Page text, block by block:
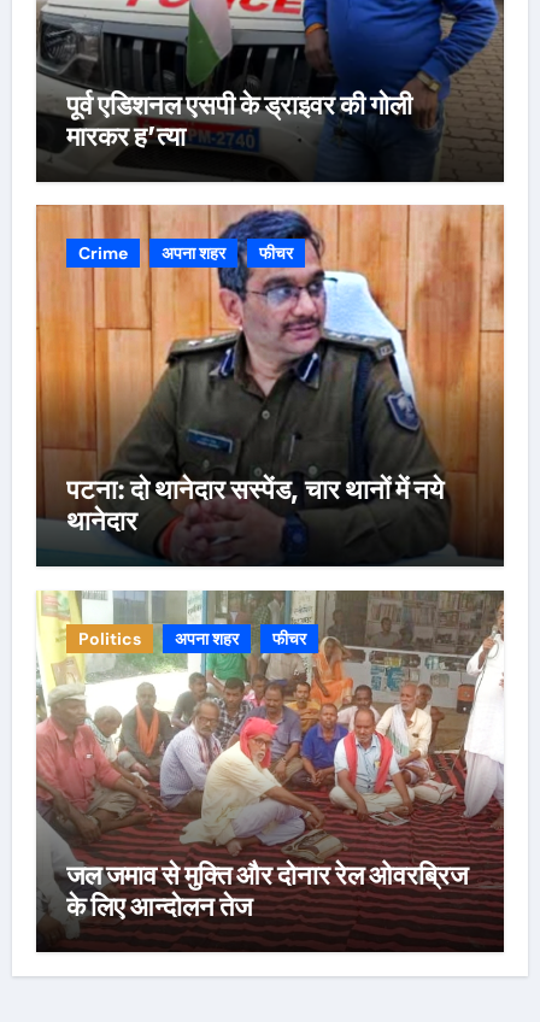
पूर्व एडिशनल एसपी के ड्राइवर की गोली
मारकर ह’त्या
Crime अपना शहर फीचर
पटना: दो थानेदार सस्पेंड, चार थानों में नये
थानेदार
Politics अपना शहर फीचर
जल जमाव से मुक्ति और दोनार रेल ओवरब्रिज
के लिए आन्दोलन तेज